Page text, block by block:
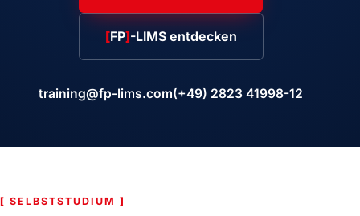
[FP]-LIMS entdecken
training@fp-lims.com(+49) 2823 41998-12
[ SELBSTSTUDIUM ]